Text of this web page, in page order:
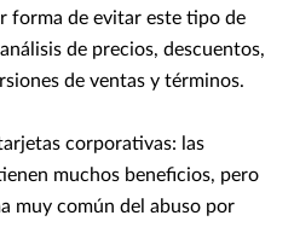
forma de evitar este tipo de
de precios, descuentos,
de ventas y términos.
corporativas: las
muchos beneficios, pero
muy común del abuso por